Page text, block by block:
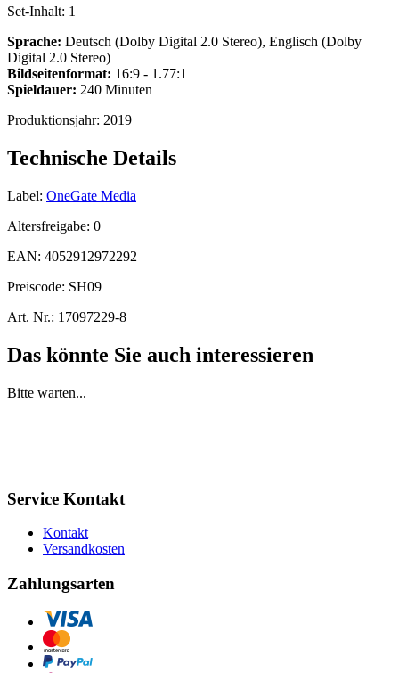
Set-Inhalt: 1
Sprache: Deutsch (Dolby Digital 2.0 Stereo), Englisch (Dolby
Digital 2.0 Stereo)
Bildseitenformat: 16:9 - 1.77:1
Spieldauer: 240 Minuten
Produktionsjahr: 2019
Technische Details
Label: OneGate Media
Altersfreigabe: 0
EAN: 4052912972292
Preiscode: SH09
Art. Nr.: 17097229-8
Das könnte Sie auch interessieren
Bitte warten...
Service Kontakt
Kontakt
Versandkosten
Zahlungsarten